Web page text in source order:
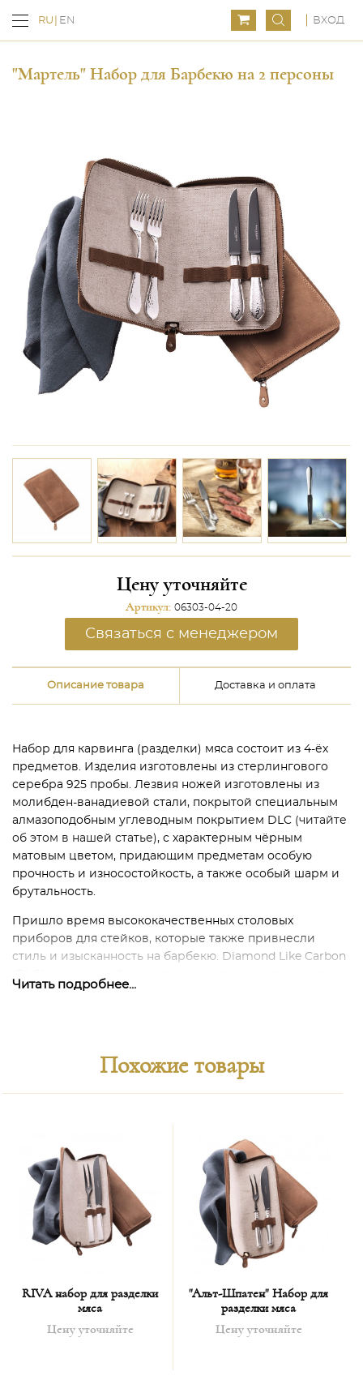
RU EN ВХОД
"Мартель" Набор для Барбекю на 2 персоны
Цену уточняйте
Артикул: 06303-04-20
Связаться с менеджером
Описание товара Доставка и оплата
Набор для карвинга (разделки) мяса состоит из 4-ёх
предметов. Изделия изготовлены из стерлингового
серебра 925 пробы. Лезвия ножей изготовлены из
молибден-ванадиевой стали, покрытой специальным
алмазоподобным углеводным покрытием DLC (читайте
об этом в нашей статье), с характерным чёрным
матовым цветом, придающим предметам особую
прочность и износостойкость, а также особый шарм и
брутальность.
Пришло время высококачественных столовых
приборов для стейков, которые также привнесли
стиль и изысканность на барбекю. Diamond Like Carbon
для барбекю от Robbe & Berking. Антрацитово-черное
В набор входят: 2 ножа для стейка Frozen Black, 2 вилки
для меню, 2 салфетки Грейси, 1 кожаный чехол.
Читать подробнее...
Похожие товары
RIVA набор для разделки
мяса
Цену уточняйте
"Альт-Шпатен" Набор для
разделки мяса
Цену уточняйте